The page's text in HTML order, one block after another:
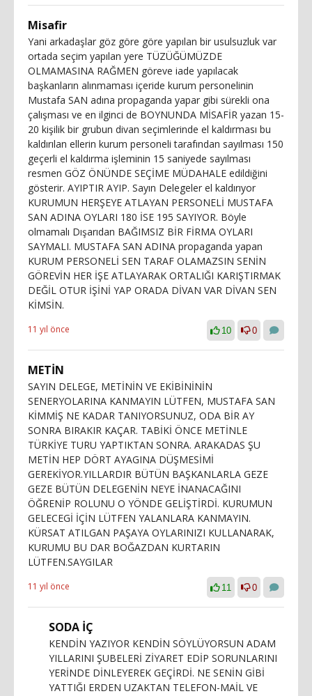
Misafir
Yani arkadaşlar göz göre göre yapılan bir usulsuzluk var
ortada seçim yapılan yere TÜZÜĞÜMÜZDE
OLMAMASINA RAĞMEN göreve iade yapılacak
başkanların alınmaması içeride kurum personelinin
Mustafa SAN adına propaganda yapar gibi sürekli ona
çalışması ve en ilginci de BOYNUNDA MİSAFİR yazan 15-
20 kişilik bir grubun divan seçimlerinde el kaldırması bu
kaldırılan ellerin kurum personeli tarafından sayılması 150
geçerli el kaldırma işleminin 15 saniyede sayılması
resmen GÖZ ÖNÜNDE SEÇİME MÜDAHALE edildiğini
gösterir. AYIPTIR AYIP. Sayın Delegeler el kaldırıyor
KURUMUN HERŞEYE ATLAYAN PERSONELİ MUSTAFA
SAN ADINA OYLARI 180 İSE 195 SAYIYOR. Böyle
olmamalı Dışarıdan BAĞIMSIZ BİR FİRMA OYLARI
SAYMALI. MUSTAFA SAN ADINA propaganda yapan
KURUM PERSONELİ SEN TARAF OLAMAZSIN SENİN
GÖREVİN HER İŞE ATLAYARAK ORTALIĞI KARIŞTIRMAK
DEĞİL OTUR İŞİNİ YAP ORADA DİVAN VAR DİVAN SEN
KİMSİN.
11 yıl önce 10 0
METİN
SAYIN DELEGE, METİNİN VE EKİBİNİNİN
SENERYOLARINA KANMAYIN LÜTFEN, MUSTAFA SAN
KİMMİŞ NE KADAR TANIYORSUNUZ, ODA BİR AY
SONRA BIRAKIR KAÇAR. TABİKİ ÖNCE METİNLE
TÜRKİYE TURU YAPTIKTAN SONRA. ARAKADAS ŞU
METİN HEP DÖRT AYAGINA DÜŞMESİMİ
GEREKİYOR.YILLARDIR BÜTÜN BAŞKANLARLA GEZE
GEZE BÜTÜN DELEGENİN NEYE İNANACAĞINI
ÖĞRENİP ROLUNU O YÖNDE GELİŞTİRDİ. KURUMUN
GELECEGİ İÇİN LÜTFEN YALANLARA KANMAYIN.
KÜRSAT ATILGAN PAŞAYA OYLARINIZI KULLANARAK,
KURUMU BU DAR BOĞAZDAN KURTARIN
LÜTFEN.SAYGILAR
11 yıl önce 11 0
SODA İÇ
KENDİN YAZIYOR KENDİN SÖYLÜYORSUN ADAM
YILLARINI ŞUBELERİ ZİYARET EDİP SORUNLARINI
YERİNDE DİNLEYEREK GEÇİRDİ. NE SENİN GİBİ
YATTIĞI ERDEN UZAKTAN TELEFON-MAİL VE